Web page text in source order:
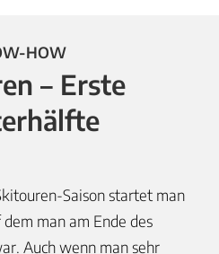
HOW
– Erste
Saison startet man
man am Ende des
Auch wenn man sehr